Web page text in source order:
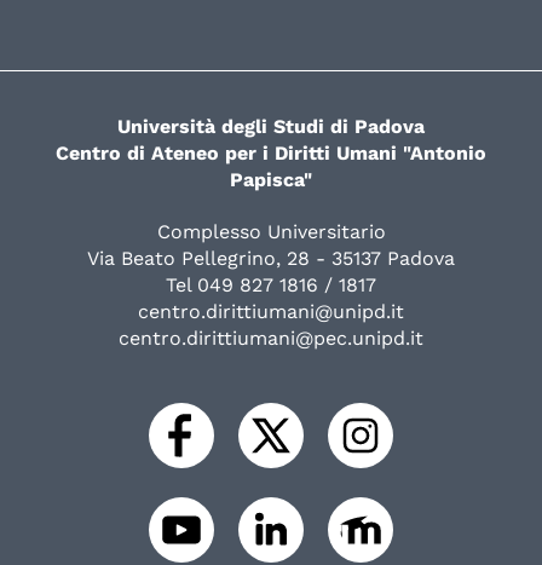
Università degli Studi di Padova
Centro di Ateneo per i Diritti Umani "Antonio
Papisca"
Complesso Universitario
Via Beato Pellegrino, 28 - 35137 Padova
Tel 049 827 1816 / 1817
centro.dirittiumani@unipd.it
centro.dirittiumani@pec.unipd.it